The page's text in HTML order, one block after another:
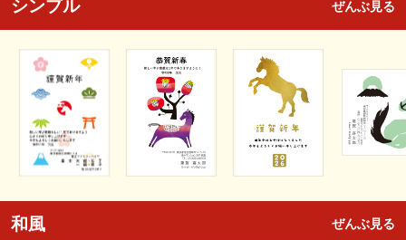
シンプル ぜんぶ見る
和風 ぜんぶ見る